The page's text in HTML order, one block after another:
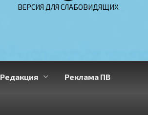
ВЕРСИЯ ДЛЯ СЛАБОВИДЯЩИХ
Редакция Реклама ПВ